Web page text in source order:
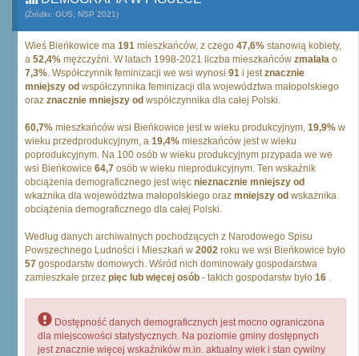
(Źródło: GUS, NSP 2021)
Wieś Bieńkowice ma 191 mieszkańców, z czego 47,6% stanowią kobiety,
a 52,4% mężczyźni. W latach 1998-2021 liczba mieszkańców zmalała o
7,3%. Współczynnik feminizacji we wsi wynosi 91 i jestznacznie
mniejszy od współczynnika feminizacji dla województwa małopolskiego
oraz znacznie mniejszy od współczynnika dla całej Polski.
60,7% mieszkańców wsi Bieńkowice jest w wieku produkcyjnym, 19,9% w
wieku przedprodukcyjnym, a 19,4% mieszkańców jest w wieku
poprodukcyjnym. Na 100 osób w wieku produkcyjnym przypada we we
wsi Bieńkowice 64,7 osób w wieku nieprodukcyjnym. Ten wskaźnik
obciążenia demograficznego jest więc nieznacznie mniejszy od
wkażnika dla województwa małopolskiego oraz mniejszy od wskażnika
obciążenia demograficznego dla całej Polski.
Według danych archiwalnych pochodzących z Narodowego Spisu
Powszechnego Ludności i Mieszkań w 2002 roku we wsi Bieńkowice było
57 gospodarstw domowych. Wśród nich dominowały gospodarstwa
zamieszkałe przez pięc lub więcej osób - takich gospodarstw było 16 .
Dostępność danych demograficznych jest mocno ograniczona
dla miejscowości statystycznych. Na poziomie gminy dostępnych
jest znacznie więcej wskaźników m.in. aktualny wiek i stan cywilny